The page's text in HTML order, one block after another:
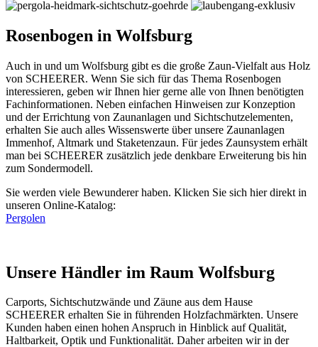
Rosenbogen in Wolfsburg
Auch in und um Wolfsburg gibt es die große Zaun-Vielfalt aus Holz
von SCHEERER. Wenn Sie sich für das Thema Rosenbogen
interessieren, geben wir Ihnen hier gerne alle von Ihnen benötigten
Fachinformationen. Neben einfachen Hinweisen zur Konzeption
und der Errichtung von Zaunanlagen und Sichtschutzelementen,
erhalten Sie auch alles Wissenswerte über unsere Zaunanlagen
Immenhof, Altmark und Staketenzaun. Für jedes Zaunsystem erhält
man bei SCHEERER zusätzlich jede denkbare Erweiterung bis hin
zum Sondermodell.
Sie werden viele Bewunderer haben. Klicken Sie sich hier direkt in
unseren Online-Katalog:
Pergolen
Unsere Händler im Raum Wolfsburg
Carports, Sichtschutzwände und Zäune aus dem Hause
SCHEERER erhalten Sie in führenden Holzfachmärkten. Unsere
Kunden haben einen hohen Anspruch in Hinblick auf Qualität,
Haltbarkeit, Optik und Funktionalität. Daher arbeiten wir in der